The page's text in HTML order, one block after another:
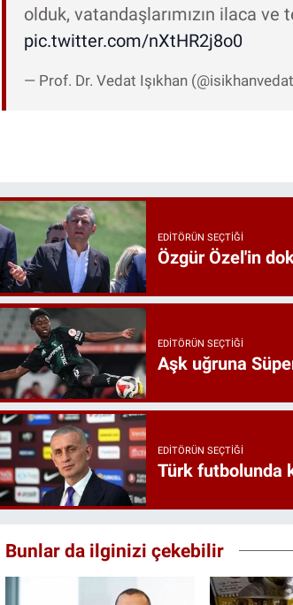
olduk, vatandaşlarımızın ilaca
pic.twitter.com/nXtHR2j8o0
— Prof. Dr. Vedat Işıkhan
EDITÖRÜN SEÇTIĞI
Özgür Özel'in
EDITÖRÜN SEÇTIĞI
Aşk uğruna
EDITÖRÜN SEÇTIĞI
Türk futbolunda
Bunlar da ilginizi çekebilir